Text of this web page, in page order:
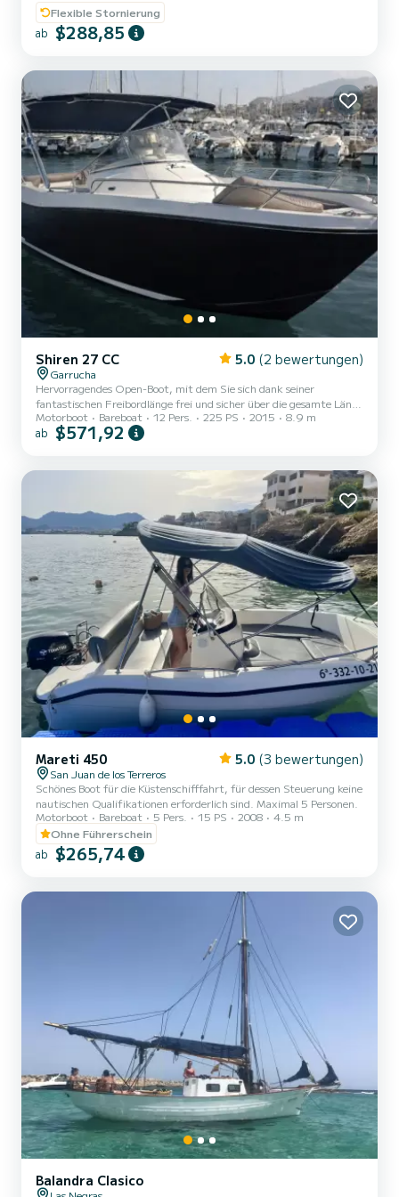
Flexible Stornierung
ab $288,85
Shiren 27 CC 5.0 (2 bewertungen)
Garrucha
Hervorragendes Open-Boot, mit dem Sie sich dank seiner
fantastischen Freibordlänge frei und sicher über die gesamte Länge
bewegen können. An Bord können bis zu 12 Personen reisen und es
ist mit allen Annehmlichkeiten ausgestattet, wie z.B. Bimini-
UKW-Funk und elektrischer Toilette
Motorboot Bareboat 12 Pers. 225 PS 2015 8.9 m
ab $571,92
Mareti 450 5.0 (3 bewertungen)
San Juan de los Terreros
Schönes Boot für die Küstenschifffahrt, für dessen Steuerung keine
nautischen Qualifikationen erforderlich sind. Maximal 5 Personen.
Motorboot
Bareboat 5 Pers. 15 PS 2008
4.5 m
Ohne Führerschein
ab $265,74
Balandra Clasico